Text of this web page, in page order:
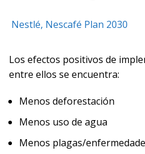
Nestlé, Nescafé Plan 2030
Los efectos positivos de
entre ellos se encuentra:
Menos deforestación
Menos uso de agua
Menos plagas/